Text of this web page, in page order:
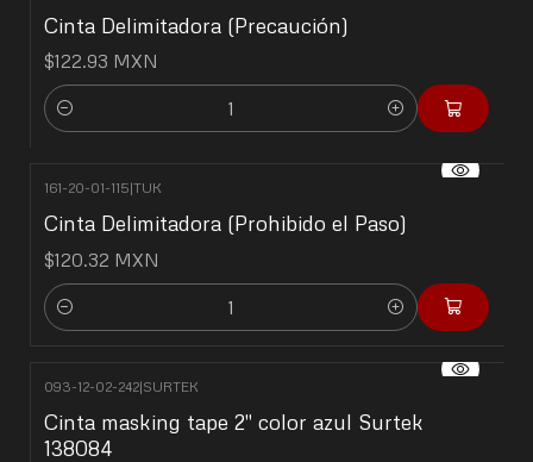
Cinta Delimitadora (Precaución)
$122.93 MXN
Cantidad
161-20-01-115|TUK
Cinta Delimitadora (Prohibido el Paso)
$120.32 MXN
Cantidad
093-12-02-242|SURTEK
Cinta masking tape 2" color azul Surtek
138084